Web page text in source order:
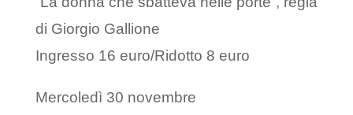
di Giorgio Gallione
Ingresso 16 euro/Ridotto 8 euro
Mercoledì 30 novembre